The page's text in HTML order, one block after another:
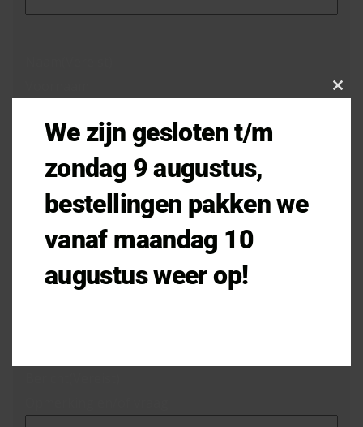
Achternaam
E-mailadres(Vereist)
We zijn gesloten t/m
zondag 9 augustus,
bestellingen pakken we
vanaf maandag 10
augustus weer op!